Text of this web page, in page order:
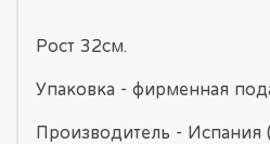
Рост 32см.
Упаковка - фирменная
Производитель - Испания